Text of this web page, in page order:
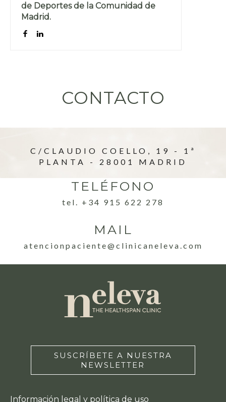
de Deportes de la Comunidad de
Madrid.
CONTACTO
C/CLAUDIO COELLO, 19 - 1ª
PLANTA - 28001 MADRID
TELÉFONO
tel. +34 915 622 278
MAIL
atencionpaciente@clinicaneleva.com
SUSCRÍBETE A NUESTRA
NEWSLETTER
Información legal y política de uso